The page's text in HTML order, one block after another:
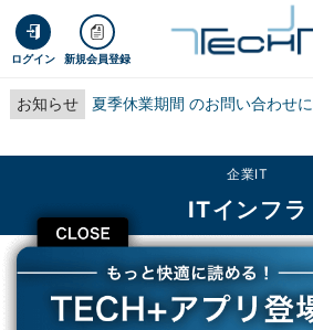
ログイン 新規会員登録
お知らせ 夏季休業期間 のお問い合わせ
CLOSE
企業IT
ITインフラ
TECH+ 企業IT
ITインフラ
空力設計とコンピュータ・シミュレーション